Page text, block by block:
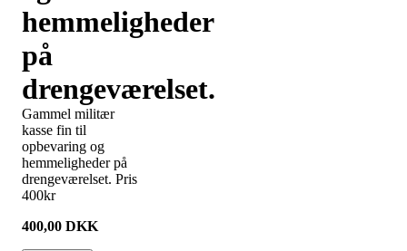
hemmeligheder
på
drengeværelset.
Gammel militær
kasse fin til
opbevaring og
hemmeligheder på
drengeværelset. Pris
400kr
400,00 DKK